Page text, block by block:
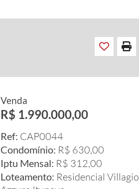
Venda
R$ 1.990.000,00
Ref: CAP0044
Condomínio: R$ 630,00
Iptu Mensal: R$ 312,00
Loteamento: Residencial Villagio